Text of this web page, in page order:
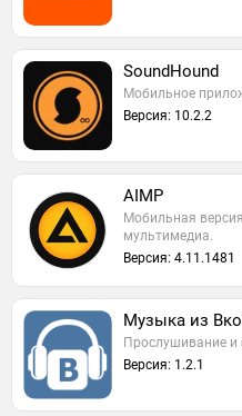
SoundHound
Мобильное
Версия: 10.2.2
AIMP
Мобильная
мультимедиа.
Версия: 4.11.1481
Музыка из
Прослушивание и
Версия: 1.2.1